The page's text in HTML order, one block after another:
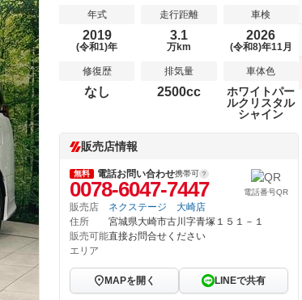
年式
2019
(令和1)年
走行距離
3.1
万km
車検
2026
(令和8)年11月
修復歴
なし
排気量
2500cc
車体色
ホワイトパー
ルクリスタル
シャイン
販売店情報
無料 電話お問い合わせ携帯可
0078-6047-7447 電話番号QR
販売店
ネクステージ 大崎店
住所
宮城県大崎市古川字青塚１５１－１
販売可能
エリア
直接お問合せください
MAPを開く LINEで共有